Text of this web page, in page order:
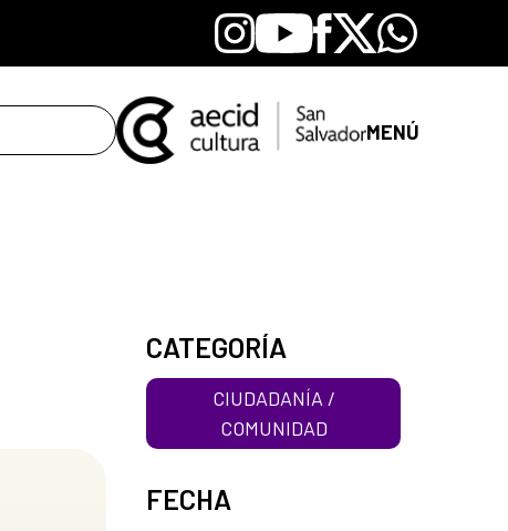
Instagram
YoutubeFacebook
X Whatsapp
MENÚ
CATEGORÍA
CIUDADANÍA /
COMUNIDAD
FECHA